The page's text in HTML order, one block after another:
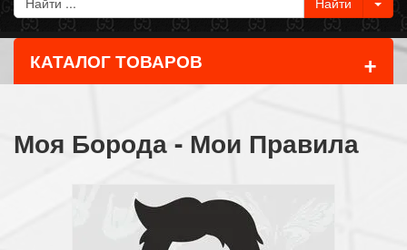
КАТАЛОГ ТОВАРОВ +
Моя Борода - Мои Правила